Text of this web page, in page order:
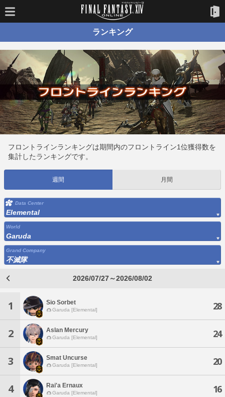
ランキング
フロントラインランキングは期間内のフロントライン1位獲得数を
集計したランキングです。
週間 月間
Data Center
Elemental
World
Garuda
Grand Company
不滅隊
2026/07/27～2026/08/02
1 Sio Sorbet
Garuda [Elemental] 28
2 Aslan Mercury
Garuda [Elemental] 24
3 Smat Uncurse
Garuda [Elemental] 20
4 Rai'a Ernaux
Garuda [Elemental] 16